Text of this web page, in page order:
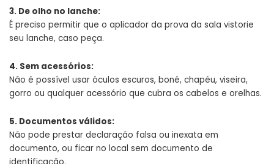
3. De olho no lanche:
É preciso permitir que o aplicador da prova da sala vistorie
seu lanche, caso peça.
4. Sem acessórios:
Não é possível usar óculos escuros, boné, chapéu, viseira,
gorro ou qualquer acessório que cubra os cabelos e orelhas.
5. Documentos válidos:
Não pode prestar declaração falsa ou inexata em
documento, ou ficar no local sem documento de